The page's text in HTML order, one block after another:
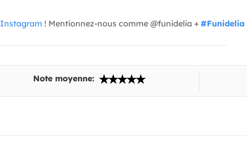
Instagram ! Mentionnez-nous comme @funidelia + #Funidelia
Note moyenne: